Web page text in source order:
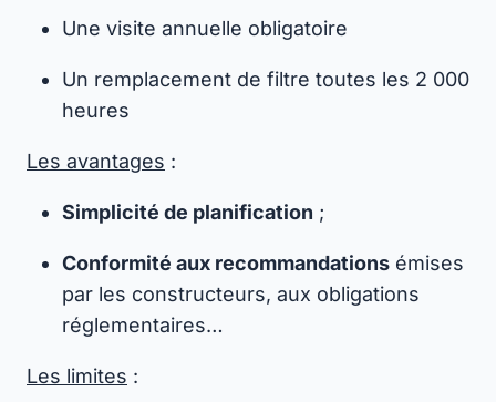
Une visite annuelle obligatoire
Un remplacement de filtre toutes les 2 000
heures
Les avantages :
Simplicité de planification ;
Conformité aux recommandations émises
par les constructeurs, aux obligations
réglementaires…
Les limites :